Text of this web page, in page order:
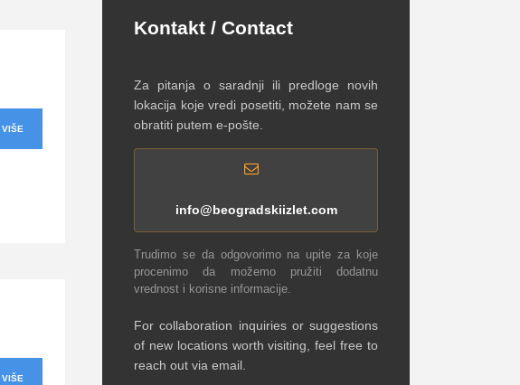
Kontakt / Contact
Za pitanja o saradnji ili predloge novih
lokacija koje vredi posetiti, možete nam se
obratiti putem e-pošte.
info@beogradskiizlet.com
Trudimo se da odgovorimo na upite za koje
procenimo da možemo pružiti dodatnu
vrednost i korisne informacije.
For collaboration inquiries or suggestions
of new locations worth visiting, feel free to
reach out via email.